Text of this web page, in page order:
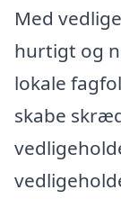
Med
hurtigt og
lokale
skabe